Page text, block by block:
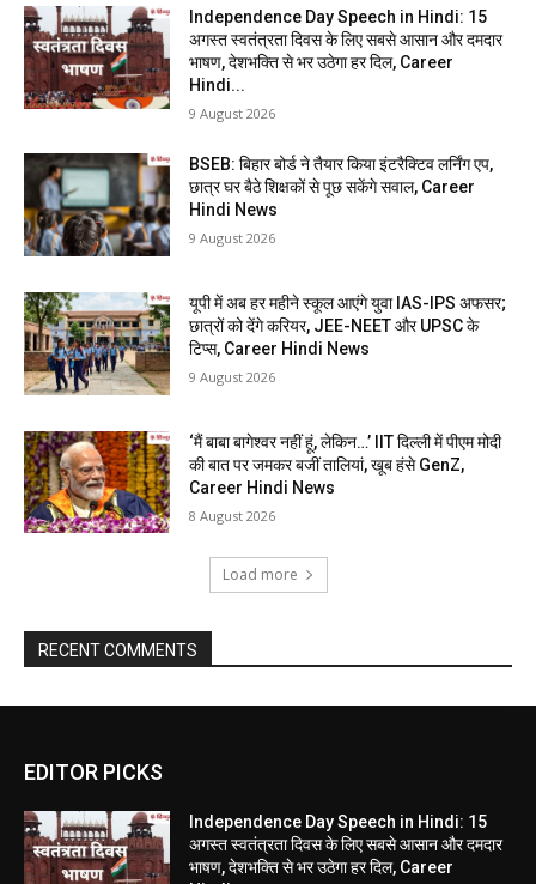
Independence Day Speech in Hindi: 15
अगस्त स्वतंत्रता दिवस के लिए सबसे आसान और दमदार
भाषण, देशभक्ति से भर उठेगा हर दिल, Career
Hindi...
9 August 2026
BSEB: बिहार बोर्ड ने तैयार किया इंटरैक्टिव लर्निंग एप,
छात्र घर बैठे शिक्षकों से पूछ सकेंगे सवाल, Career
Hindi News
9 August 2026
यूपी में अब हर महीने स्कूल आएंगे युवा IAS-IPS अफसर;
छात्रों को देंगे करियर, JEE-NEET और UPSC के
टिप्स, Career Hindi News
9 August 2026
‘मैं बाबा बागेश्वर नहीं हूं, लेकिन…’ IIT दिल्ली में पीएम मोदी
की बात पर जमकर बजीं तालियां, खूब हंसे GenZ,
Career Hindi News
8 August 2026
Load more
RECENT COMMENTS
EDITOR PICKS
Independence Day Speech in Hindi: 15
अगस्त स्वतंत्रता दिवस के लिए सबसे आसान और दमदार
भाषण, देशभक्ति से भर उठेगा हर दिल, Career